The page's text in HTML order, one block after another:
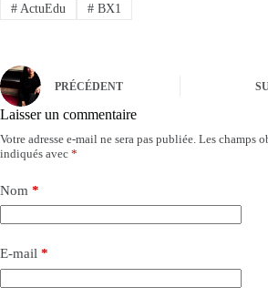
#ActuEdu #BX1
PRÉCÉDENT
Laisser un commentaire
Votre adresse e-mail ne sera pas publiée. Les champs
indiqués avec *
Nom *
E-mail *